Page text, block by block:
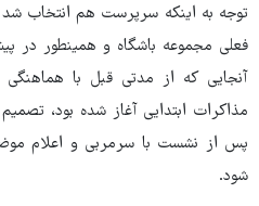
توجه به اینکه سرپرست هم انتخاب
فعلی مجموعه باشگاه و ھمینطور در
آنجایی که از مدتی قبل با ھماھنگی
مذاکرات ابتدایی آغاز شده بود،
پس از نشست با سرمربی و اعلام
شود.